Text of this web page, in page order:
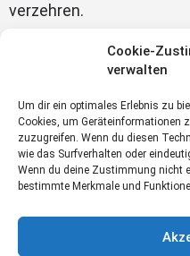
Cookie-
verwalten
Um dir ein optimales Erlebnis zu
Cookies, um Geräteinformationen
zuzugreifen. Wenn du diesen
wie das Surfverhalten oder
Wenn du deine Zustimmung nicht
bestimmte Merkmale und
verzehren.
zum Kochworkshop
Shuna Ayurveda &
Gesundheit Rezepte